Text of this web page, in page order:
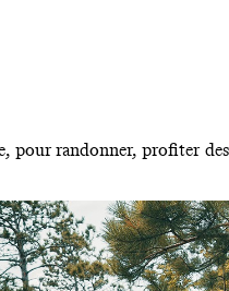
pour randonner, profiter des